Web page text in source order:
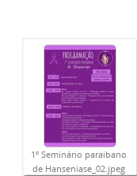
1º Seminário paraibano
de Hanseniase_02.jpeg